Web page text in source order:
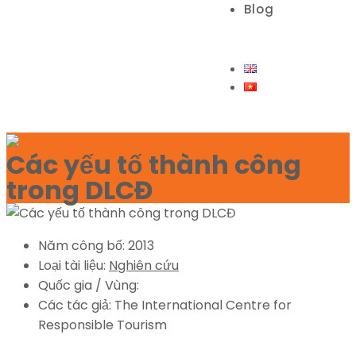
Blog
Các yếu tố thành công
trong DLCĐ
Năm công bố: 2013
Loại tài liệu: Nghiên cứu
Quốc gia / Vùng:
Các tác giả: The International Centre for
Responsible Tourism